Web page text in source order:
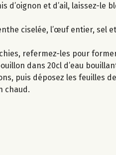
d’oignon et d’ail, laissez-le
ciselée, l’œuf entier, sel
refermez-les pour
dans 20cl d’eau
puis déposez les feuilles
chaud.